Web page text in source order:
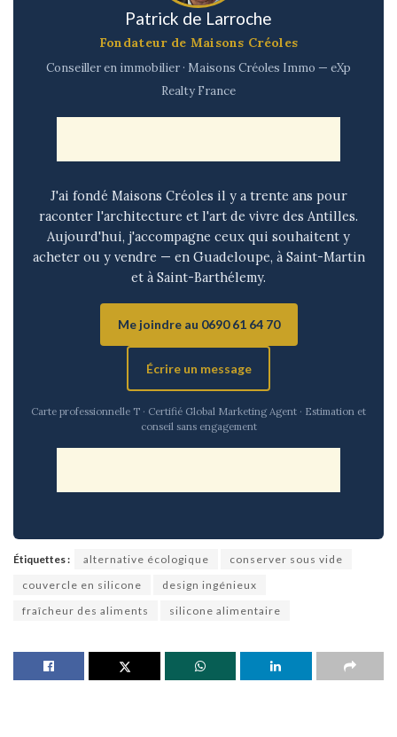
Patrick de Larroche
Fondateur de Maisons Créoles
Conseiller en immobilier · Maisons Créoles Immo — eXp
Realty France
J'ai fondé Maisons Créoles il y a trente ans pour
raconter l'architecture et l'art de vivre des Antilles.
Aujourd'hui, j'accompagne ceux qui souhaitent y
acheter ou y vendre — en Guadeloupe, à Saint-Martin
et à Saint-Barthélemy.
Me joindre au 0690 61 64 70
Écrire un message
Carte professionnelle T · Certifié Global Marketing Agent · Estimation et
conseil sans engagement
Étiquettes : alternative écologique
conserver sous vide
couvercle en silicone
design ingénieux
fraîcheur des aliments
silicone alimentaire